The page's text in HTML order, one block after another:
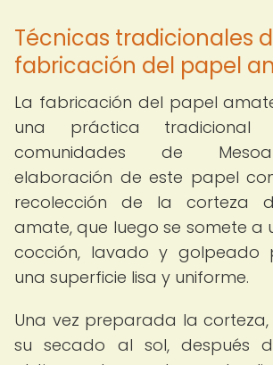
Técnicas tradicionales
fabricación del papel
La fabricación del papel
una práctica tradicional
comunidades de
elaboración de este papel
recolección de la corteza
amate, que luego se somete a
cocción, lavado y golpeado
una superficie lisa y uniforme.
Una vez preparada la
su secado al sol, después